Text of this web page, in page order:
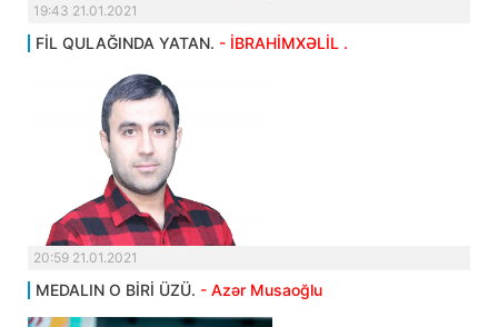
19:43 21.01.2021
FİL QULAĞINDA YATAN. - İBRAHİMXƏLİL .
20:59 21.01.2021
MEDALIN O BİRİ ÜZÜ. - Azər Musaoğlu